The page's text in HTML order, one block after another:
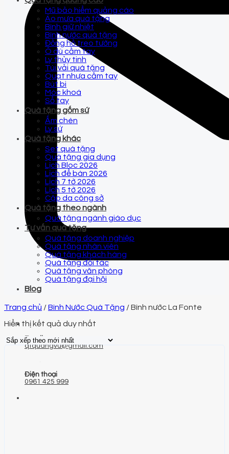
Email
qtquangvu@gmail.com
Điện thoại
0961 425 999
Mũ bảo hiểm quảng cáo
Áo mưa quà tặng
Bình giữ nhiệt
Bình nước quà tặng
Đồng hồ treo tường
Ô dù cầm tay
Ly thủy tinh
Túi vải quà tặng
Quạt nhựa cầm tay
Bút bi
Móc khoá
Sổ tay
Quà tặng gốm sứ
Ấm chén
Ly sứ
Quà tặng khác
Set quà tặng
Quà tặng gia dụng
Lịch Bloc 2026
Lịch để bàn 2026
Lịch 7 tờ 2026
Lịch 5 tờ 2026
Cặp da công sở
Quà tặng theo ngành
Quà tặng ngành giáo dục
Tư vấn quà tặng
Quà tặng doanh nghiệp
Quà tặng nhân viên
Quà tặng khách hàng
Quà tặng đối tác
Quà tặng văn phòng
Quà tặng đại hội
Blog
Trang chủ /Bình Nước Quà Tặng /Bình nước La Fonte
Hiển thị kết quả duy nhất